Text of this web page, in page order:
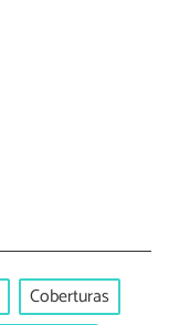
Coberturas